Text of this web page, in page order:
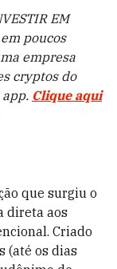
EM
poucos
empresa
cryptos do
Clique aqui
que surgiu o
direta aos
Criado
(até os dias